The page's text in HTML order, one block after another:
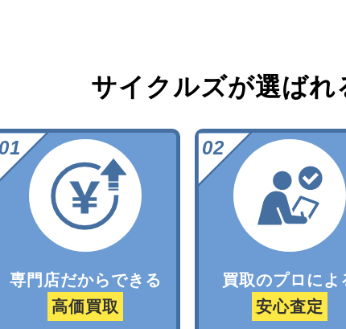
サイクルズが選ばれ
専門店だからできる
高価買取
買取のプロによ
安心査定